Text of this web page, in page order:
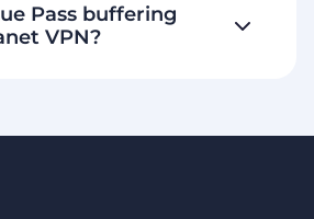
Pass buffering
VPN?